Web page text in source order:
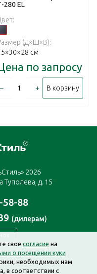
280 EL
(Д×Ш×В):
см
по запросу
– + В корзину
2026
Туполева, д. 15
58-88
(дилерам)
свое согласие на
о посещении куки
необходимых нам
в соответствии с